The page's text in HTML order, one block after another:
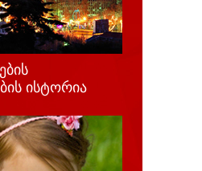
ისტორია